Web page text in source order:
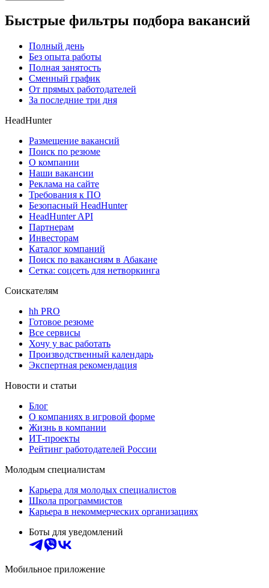
Быстрые фильтры подбора вакансий
Полный день
Без опыта работы
Полная занятость
Сменный график
От прямых работодателей
За последние три дня
HeadHunter
Размещение вакансий
Поиск по резюме
О компании
Наши вакансии
Реклама на сайте
Требования к ПО
Безопасный HeadHunter
HeadHunter API
Партнерам
Инвесторам
Каталог компаний
Поиск по вакансиям в Абакане
Сетка: соцсеть для нетворкинга
Соискателям
hh PRO
Готовое резюме
Все сервисы
Хочу у вас работать
Производственный календарь
Экспертная рекомендация
Новости и статьи
Блог
О компаниях в игровой форме
Жизнь в компании
ИТ-проекты
Рейтинг работодателей России
Молодым специалистам
Карьера для молодых специалистов
Школа программистов
Карьера в некоммерческих организациях
Боты для уведомлений
Мобильное приложение